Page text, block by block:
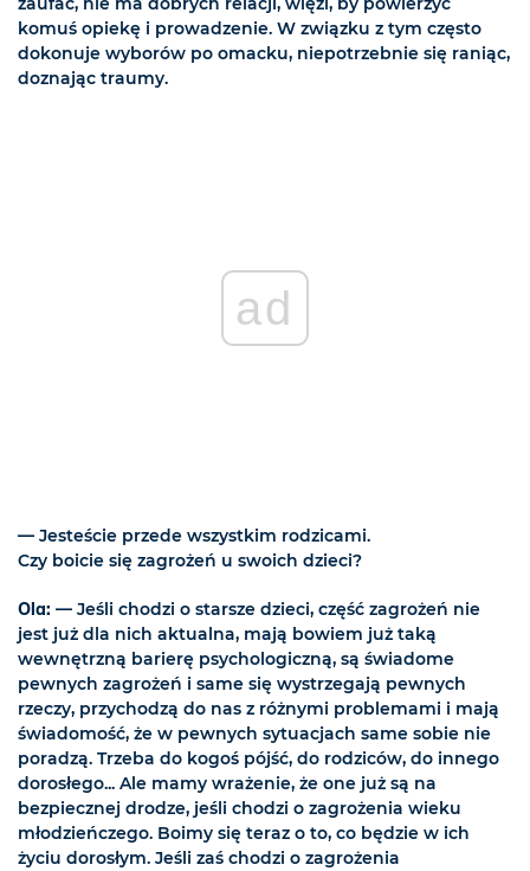
komuś opiekę i prowadzenie. W związku z tym często
dokonuje wyborów po omacku, niepotrzebnie się raniąc,
doznając traumy.
ad
— Jesteście przede wszystkim rodzicami.
Czy boicie się zagrożeń u swoich dzieci?
Ola: — Jeśli chodzi o starsze dzieci, część zagrożeń nie
jest już dla nich aktualna, mają bowiem już taką
wewnętrzną barierę psychologiczną, są świadome
pewnych zagrożeń i same się wystrzegają pewnych
rzeczy, przychodzą do nas z różnymi problemami i mają
świadomość, że w pewnych sytuacjach same sobie nie
poradzą. Trzeba do kogoś pójść, do rodziców, do innego
dorosłego... Ale mamy wrażenie, że one już są na
bezpiecznej drodze, jeśli chodzi o zagrożenia wieku
młodzieńczego. Boimy się teraz o to, co będzie w ich
życiu dorosłym. Jeśli zaś chodzi o zagrożenia